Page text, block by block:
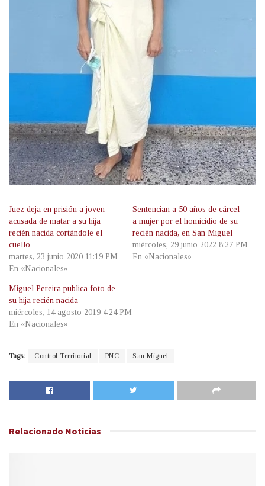
Juez deja en prisión a joven
acusada de matar a su hija
recién nacida cortándole el
cuello
martes, 23 junio 2020 11:19 PM
En «Nacionales»
Sentencian a 50 años de cárcel
a mujer por el homicidio de su
recién nacida, en San Miguel
miércoles, 29 junio 2022 8:27 PM
En «Nacionales»
Miguel Pereira publica foto de
su hija recién nacida
miércoles, 14 agosto 2019 4:24 PM
En «Nacionales»
Tags: Control Territorial PNC San Miguel
Relacionado Noticias